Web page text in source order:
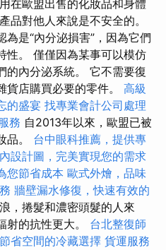
在歐盟出售的化妝品和身體
品對他人來說是不安全的。
是“內分泌損害”，因為它們
性。 僅僅因為某事可以模仿
的內分泌系統。 它不需要復
貨店購買必要的零件。 高級
的盛宴 找專業會計公司處理
務 自2013年以來，歐盟已被
品。 台中眼科推薦，提供專
設計圖，完美實現您的需求
您節省成本 歐式外燴，品味
牆壁漏水修復，快速有效的
，捲髮和濃密頭髮的人來
射的抗性更大。 台北整復師
省空間的冷藏選擇 貨運服務